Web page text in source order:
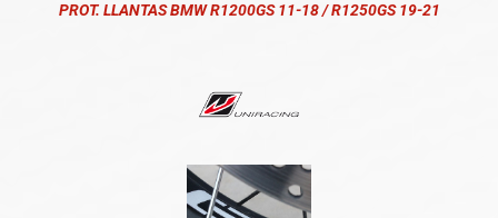
PROT. LLANTAS BMW R1200GS 11-18 / R1250GS 19-21